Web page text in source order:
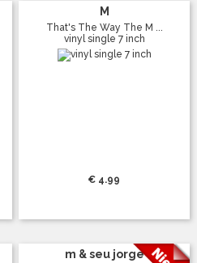
M
That's The Way The M ...
vinyl single 7 inch
€ 4.99
m & seu jorge